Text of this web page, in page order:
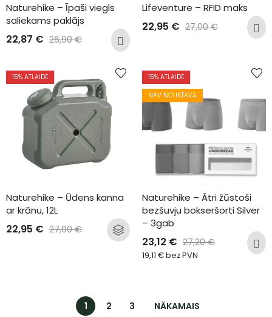
Naturehike – Īpaši viegls
saliekams paklājs
22,87 € 26,90€
Lifeventure – RFID maks
22,95 € 27,00€
15% ATLAIDE
Naturehike – Ūdens kanna
ar krānu, 12L
22,95 € 27,00€
15% ATLAIDE
NAV NOLIKTAVĀ
Naturehike – Ātri žūstoši
bezšuvju bokseršorti Silver
– 3gab
23,12 € 27,20€
19,11 €bez PVN
1 2 3 NĀKAMAIS